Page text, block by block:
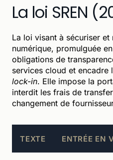
La loi SREN
La loi visant à sécuriser
numérique, promulguée
obligations de
services cloud et encadre
lock-in. Elle impose la
interdit les frais de
changement de
TEXTE ENTRÉE EN